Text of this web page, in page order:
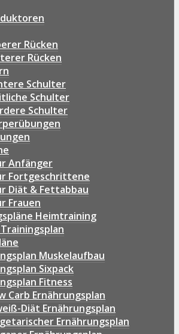
Rücken
Rücken
Schulter
Schulter
Schulter
Anfänger
Fortgeschrittene
Diät & Fettabbau
Frauen
Heimtraining
Muskelaufbau
Sixpack
Fitness
Carb Ernährungsplan
Diät Ernährungsplan
Ernährungsplan